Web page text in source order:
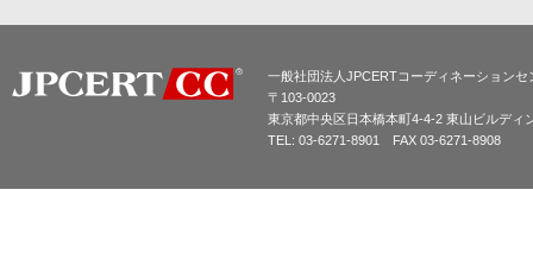
一般社団法人JPCERTコーディネーションセ
〒103-0023
東京都中央区日本橋本町4-4-2 東山ビルディ
TEL: 03-6271-8901 FAX 03-6271-8908